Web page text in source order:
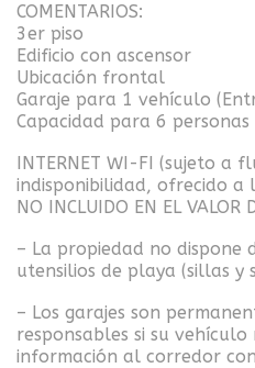
COMENTARIOS:
3er piso
Edificio con ascensor
Ubicación frontal
Garaje para 1 vehículo
Capacidad para 6 personas
INTERNET WI-FI (sujeto a
indisponibilidad, ofrecido a
NO INCLUIDO EN EL VALOR
– La propiedad no dispone
utensilios de playa (sillas y
– Los garajes son
responsables si su
información al corredor